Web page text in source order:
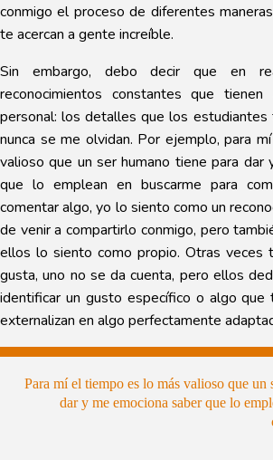
conmigo el proceso de diferentes
te acercan a gente increíble.
Sin embargo, debo decir que en
reconocimientos constantes que
personal: los detalles que los estudiantes
nunca se me olvidan. Por ejemplo, para
valioso que un ser humano tiene para dar
que lo emplean en buscarme para
comentar algo, yo lo siento como un
de venir a compartirlo conmigo, pero
ellos lo siento como propio. Otras veces
gusta, uno no se da cuenta, pero ellos
identificar un gusto específico o algo que
externalizan en algo perfectamente
Para mí el tiempo es lo más valioso que un
dar y me emociona saber que lo